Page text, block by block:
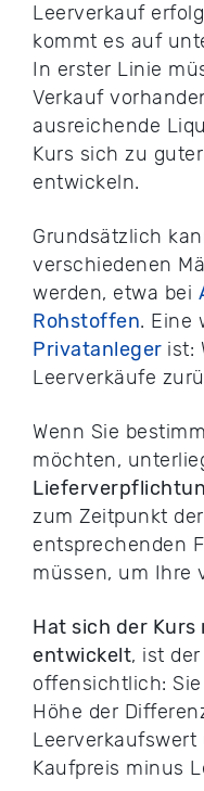
Leerverkauf
kommt es auf
In erster Linie
Verkauf
ausreichende
Kurs sich zu
entwickeln.
Grundsätzlich
verschiedenen
werden, etwa bei
Rohstoffen. Eine
Privatanleger ist:
Leerverkäufe
Wenn Sie
möchten,
zum Zeitpunkt
entsprechenden
müssen, um Ihre
Hat sich der
entwickelt, ist der
offensichtlich:
Höhe der
Kaufpreis minus